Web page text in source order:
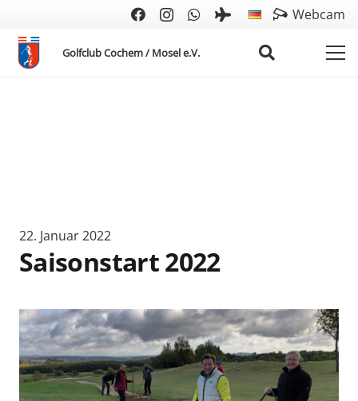
Webcam
Golfclub Cochem / Mosel e.V.
22. Januar 2022
Saisonstart 2022